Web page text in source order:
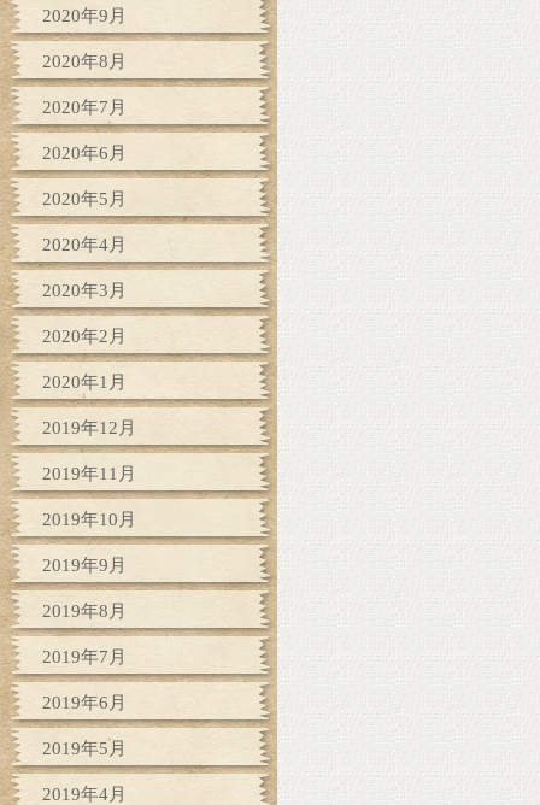
2020年9月
2020年8月
2020年7月
2020年6月
2020年5月
2020年4月
2020年3月
2020年2月
2020年1月
2019年12月
2019年11月
2019年10月
2019年9月
2019年8月
2019年7月
2019年6月
2019年5月
2019年4月